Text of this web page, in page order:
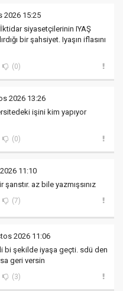
2026 15:25
İktidar siyasetçilerinin IYAŞ
bir şahsiyet. Iyaşın iflasını
(0)
2026 13:26
işini kim yapıyor
(0)
11:10
az bile yazmışsınız
(7)
2026 11:06
bi şekilde iyaşa geçti. sdü den
geri versin
(3)